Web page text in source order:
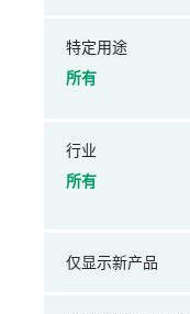
特定用途
所有
行业
所有
仅显示新产品